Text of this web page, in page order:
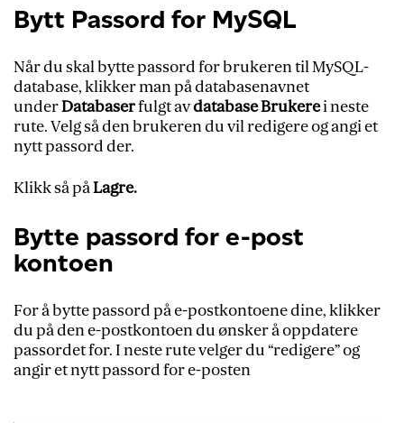
Bytt Passord for MySQL
Når du skal bytte passord for brukeren til MySQL-
database, klikker man på databasenavnet
underDatabaserfulgt avdatabase Brukerei neste
rute. Velg så den brukeren du vil redigere og angi et
nytt passord der.
Klikk så påLagre.
Bytte passord for e-post
kontoen
For å bytte passord på e-postkontoene dine, klikker
du på den e-postkontoen du ønsker å oppdatere
passordet for. I neste rute velger du “redigere” og
angir et nytt passord for e-posten